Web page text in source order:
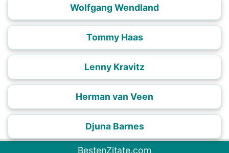
Wolfgang Wendland
Tommy Haas
Lenny Kravitz
Herman van Veen
Djuna Barnes
BestenZitate.com